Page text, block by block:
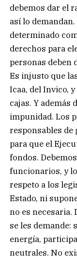
debemos dar el
así lo
determinado
derechos para
personas deben
Es injusto que
Icaa, del Invico,
cajas. Y además
impunidad. Los
responsables
para que el
fondos.
funcionarios, y
respeto a los
Estado, ni
no es necesaria.
se les
energía,
neutrales. No